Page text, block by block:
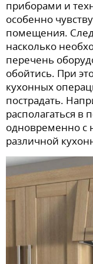
приборами и
особенно
помещения.
насколько
перечень
обойтись. При
кухонных
пострадать.
располагаться в
одновременно с
различной